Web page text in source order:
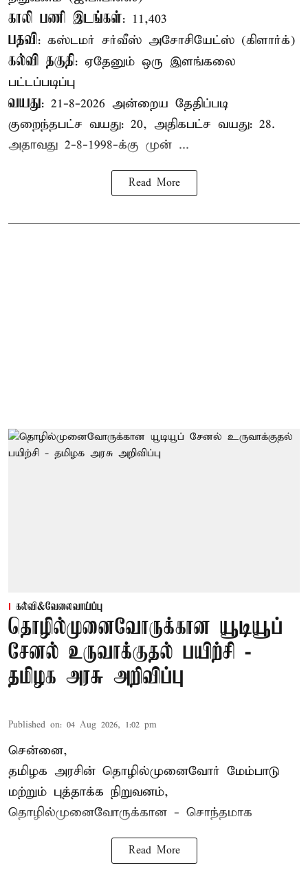
காலி பணி இடங்கள்: 11,403
பதவி: கஸ்டமர் சர்வீஸ் அசோசியேட்ஸ் (கிளார்க்)
கல்வி தகுதி: ஏதேனும் ஒரு இளங்கலை
பட்டப்படிப்பு
வயது: 21-8-2026 அன்றைய தேதிப்படி
குறைந்தபட்ச வயது: 20, அதிகபட்ச வயது: 28.
அதாவது 2-8-1998-க்கு முன் ...
Read More
கல்வி&வேலைவாய்ப்பு
தொழில்முனைவோருக்கான யூடியூப்
சேனல் உருவாக்குதல் பயிற்சி -
தமிழக அரசு அறிவிப்பு
Published on: 04 Aug 2026, 1:02 pm
சென்னை,
தமிழக அரசின் தொழில்முனைவோர் மேம்பாடு
மற்றும் புத்தாக்க நிறுவனம்,
தொழில்முனைவோருக்கான - சொந்தமாக
Read More